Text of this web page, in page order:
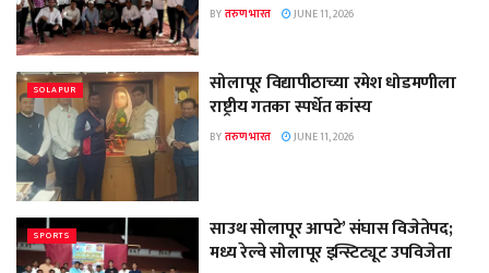
BYतरुण भारत JUNE 11, 2026
SOLAPUR
सोलापूर विद्यापीठाच्या रमेश धोडमणीला
राष्ट्रीय गतका स्पर्धेत कांस्य
BYतरुण भारत JUNE 11, 2026
SPORTS
साउथ सोलापूर आपटे’ संघास विजेतेपद;
मध्य रेल्वे सोलापूर इन्स्टिट्यूट उपविजेता